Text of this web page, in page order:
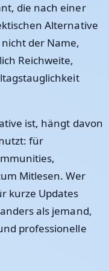
die nach einer
Alternative
der Name,
Reichweite,
ist, hängt davon
für
Mitlesen. Wer
kurze Updates
als jemand,
professionelle